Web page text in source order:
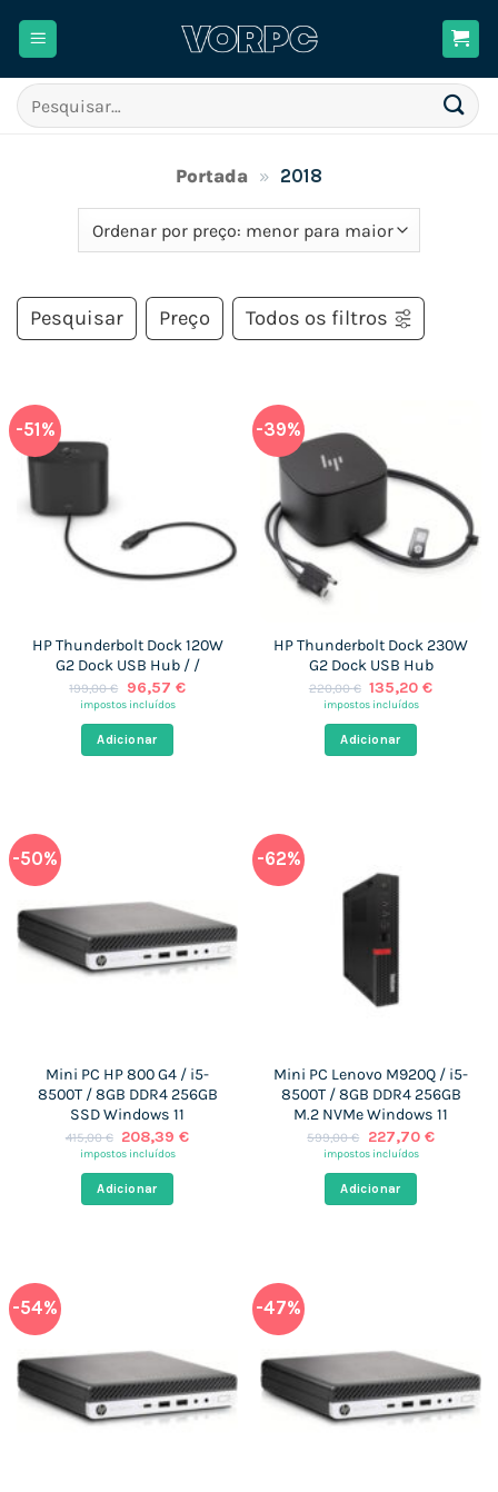
Pesquisar
por:
Portada » 2018
Pesquisar Preço Todos os filtros
-51%
HP Thunderbolt Dock 120W
G2 Dock USB Hub / /
199,00€
O
preço
era:
199,00 €.
96,57 €O
impostos incluídos
Adicionar
-39%
HP Thunderbolt Dock 230W
G2 Dock USB Hub
220,00€ O
preço
era:
220,00 €.
135,20€O
impostos incluídos
Adicionar
-50%
Mini PC HP 800 G4 / i5-
8500T / 8GB DDR4 256GB
SSD Windows 11
415,00€ O
preço
era:
415,00 €.
208,39€O
impostos incluídos
Adicionar
-62%
Mini PC Lenovo M920Q / i5-
8500T / 8GB DDR4 256GB
M.2 NVMe Windows 11
599,00€
O
preço
era:
599,00 €.
227,70 €O
impostos incluídos
Adicionar
-54% -47%